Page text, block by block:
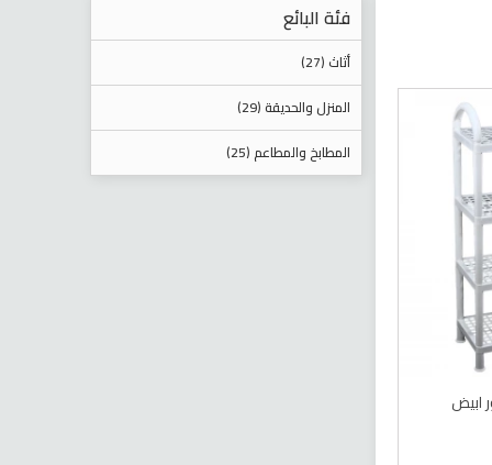
فئة البائع
أثاث (27)
المنزل والحديقة (29)
المطابخ والمطاعم (25)